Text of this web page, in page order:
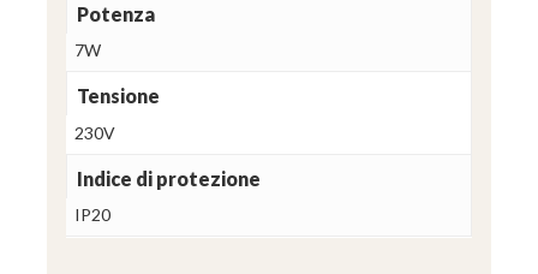
Potenza
7W
Tensione
230V
Indice di protezione
IP20